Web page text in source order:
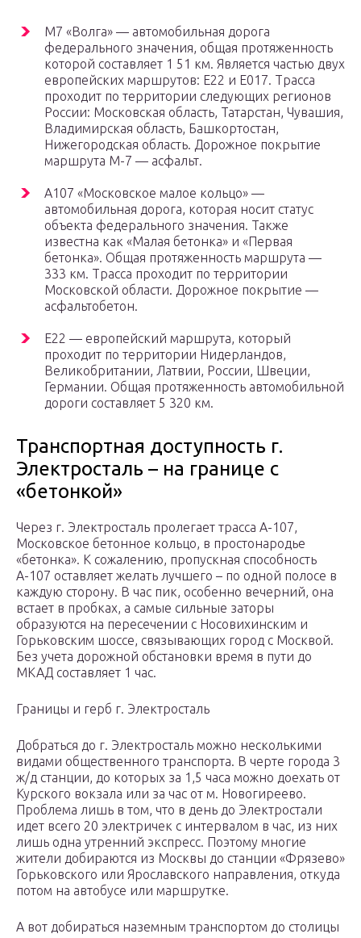
М7 «Волга» — автомобильная дорога
федерального значения, общая протяженность
которой составляет 1 51 км. Является частью двух
европейских маршрутов: Е22 и Е017. Трасса
проходит по территории следующих регионов
России: Московская область, Татарстан, Чувашия,
Владимирская область, Башкортостан,
Нижегородская область. Дорожное покрытие
маршрута М-7 — асфальт.
А107 «Московское малое кольцо» —
автомобильная дорога, которая носит статус
объекта федерального значения. Также
известна как «Малая бетонка» и «Первая
бетонка». Общая протяженность маршрута —
333 км. Трасса проходит по территории
Московской области. Дорожное покрытие —
асфальтобетон.
Е22 — европейский маршрута, который
проходит по территории Нидерландов,
Великобритании, Латвии, России, Швеции,
Германии. Общая протяженность автомобильной
дороги составляет 5 320 км.
Транспортная доступность г.
Электросталь – на границе с
«бетонкой»
Через г. Электросталь пролегает трасса А-107,
Московское бетонное кольцо, в простонародье
«бетонка». К сожалению, пропускная способность
А-107 оставляет желать лучшего – по одной полосе в
каждую сторону. В час пик, особенно вечерний, она
встает в пробках, а самые сильные заторы
образуются на пересечении с Носовихинским и
Горьковским шоссе, связывающих город с Москвой.
Без учета дорожной обстановки время в пути до
МКАД составляет 1 час.
Границы и герб г. Электросталь
Добраться до г. Электросталь можно несколькими
видами общественного транспорта. В черте города 3
ж/д станции, до которых за 1,5 часа можно доехать от
Курского вокзала или за час от м. Новогиреево.
Проблема лишь в том, что в день до Электростали
идет всего 20 электричек с интервалом в час, из них
лишь одна утренний экспресс. Поэтому многие
жители добираются из Москвы до станции «Фрязево»
Горьковского или Ярославского направления, откуда
потом на автобусе или маршрутке.
А вот добираться наземным транспортом до столицы